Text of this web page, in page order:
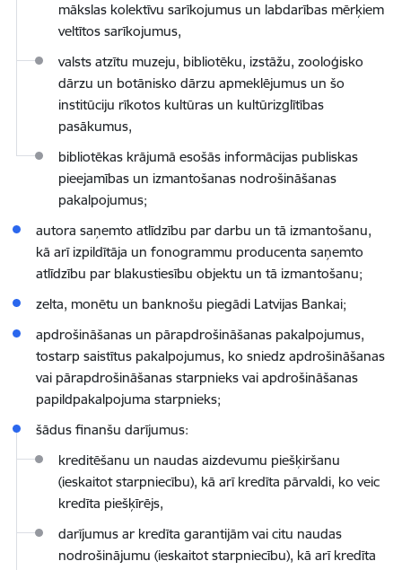
mākslas kolektīvu sarīkojumus un labdarības mērķiem
veltītos sarīkojumus,
valsts atzītu muzeju, bibliotēku, izstāžu, zooloģisko
dārzu un botānisko dārzu apmeklējumus un šo
institūciju rīkotos kultūras un kultūrizglītības
pasākumus,
bibliotēkas krājumā esošās informācijas publiskas
pieejamības un izmantošanas nodrošināšanas
pakalpojumus;
autora saņemto atlīdzību par darbu un tā izmantošanu,
kā arī izpildītāja un fonogrammu producenta saņemto
atlīdzību par blakustiesību objektu un tā izmantošanu;
zelta, monētu un banknošu piegādi Latvijas Bankai;
apdrošināšanas un pārapdrošināšanas pakalpojumus,
tostarp saistītus pakalpojumus, ko sniedz apdrošināšanas
vai pārapdrošināšanas starpnieks vai apdrošināšanas
papildpakalpojuma starpnieks;
šādus finanšu darījumus:
kreditēšanu un naudas aizdevumu piešķiršanu
(ieskaitot starpniecību), kā arī kredīta pārvaldi, ko veic
kredīta piešķīrējs,
darījumus ar kredīta garantijām vai citu naudas
nodrošinājumu (ieskaitot starpniecību), kā arī kredīta